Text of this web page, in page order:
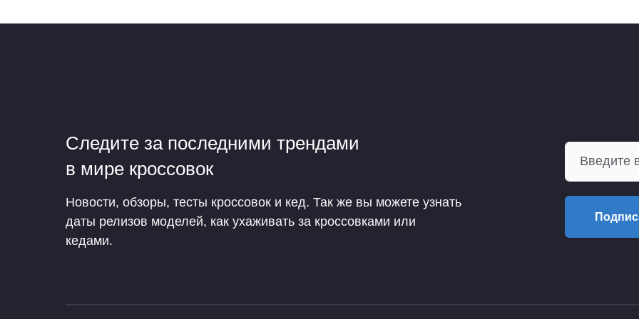
Следите за последними трендами
в мире кроссовок
Новости, обзоры, тесты кроссовок и кед. Так же вы можете узнать
даты релизов моделей, как ухаживать за кроссовками или
кедами.